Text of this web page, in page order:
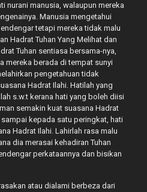
nurani manusia, walaupun mereka
Manusia mengetahui
tetapi mereka tidak malu
Hadrat Tuhan Yang Melihat dan
Tuhan sentiasa bersama-nya,
mereka berada di tempat sunyi
pengetahuan tidak
Hadrat Ilahi. Hatilah yang
s.w.t kerana hati yang boleh diisi
semakin kuat suasana Hadrat
kepada satu peringkat, hati
Hadrat Ilahi. Lahirlah rasa malu
dia merasai kehadiran Tuhan
perkataannya dan bisikan
atau dialami berbeza dari